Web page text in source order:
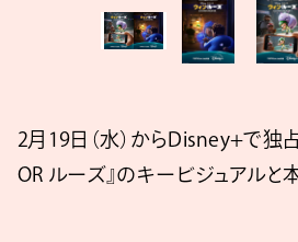
2月19日（水）からDisney+で独
OR ルーズ』のキービジュアルと